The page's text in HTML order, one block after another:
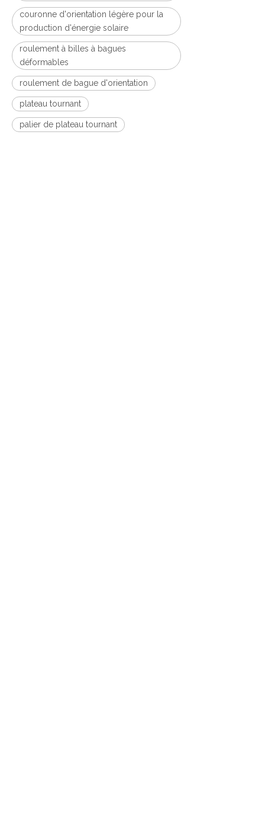
couronne d'orientation légère pour la
production d'énergie solaire
roulement à billes à bagues
déformables
roulement de bague d'orientation
plateau tournant
palier de plateau tournant